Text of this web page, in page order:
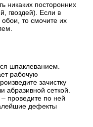
никаких посторонних
гвоздей). Если в
то смочите их
шпаклеванием.
рабочую
зачистку
абразивной сеткой.
– проведите по ней
дефекты